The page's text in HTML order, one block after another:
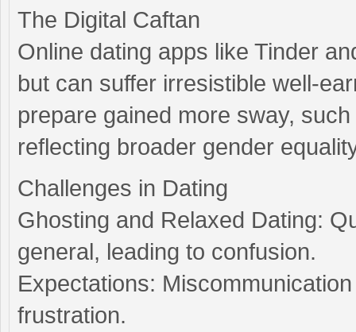
The Digital Caftan
Online dating apps like Tinder
but can suffer irresistible well-
prepare gained more sway,
reflecting broader gender
Challenges in Dating
Ghosting and Relaxed Dating:
general, leading to confusion.
Expectations:
frustration.